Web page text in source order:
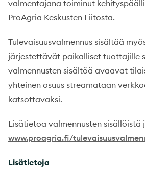
valmentajana toiminut
ProAgria Keskusten Liitosta.
Tulevaisuusvalmennus sisältää
järjestettävät paikalliset tuottajille
valmennusten sisältöä avaavat
yhteinen osuus streamataan
katsottavaksi.
Lisätietoa valmennusten
www.proagria.fi/
Lisätietoja